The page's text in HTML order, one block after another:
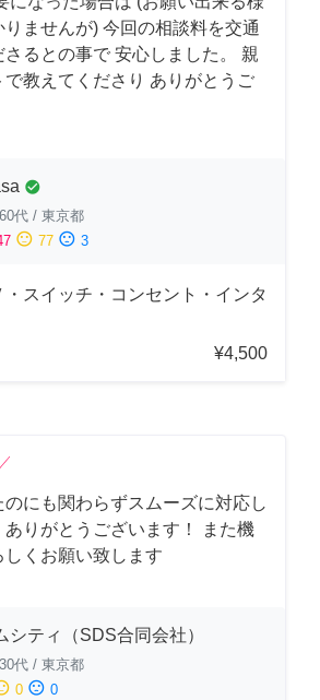
ませんが) 今回の相談料を交通
るとの事で 安心しました。 親
教えてくださり ありがとうご
check_circle
60代 / 東京都
sentiment_neutral 77 sentiment_dissatisfied 3
スイッチ・コンセント・インタ
¥4,500
にも関わらずスムーズに対応し
ありがとうございます！ また機
くお願い致します
シティ（SDS合同会社）
30代 / 東京都
0 sentiment_dissatisfied 0